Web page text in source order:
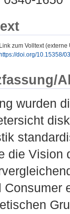
Link zum Volltext (externe
https://doi.org/10.15358/
wurden
die Vision
Consumer